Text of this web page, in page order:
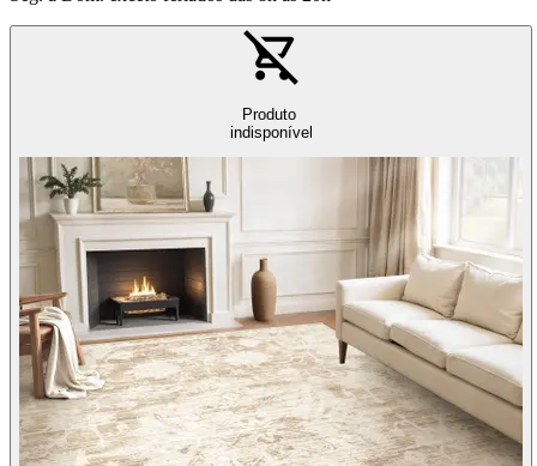
Produto
indisponível